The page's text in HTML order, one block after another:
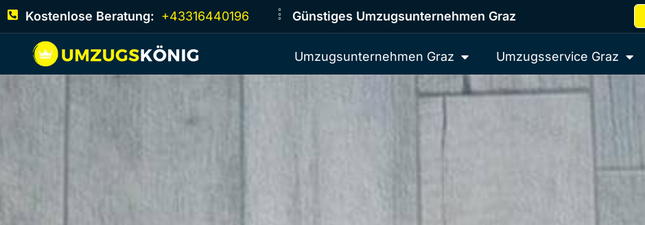
Kostenlose Beratung: +43316440196 Günstiges Umzugsunternehmen Graz
Umzugsunternehmen Graz Umzugsservice Graz